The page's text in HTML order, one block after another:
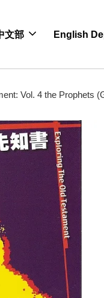
文部 English
Vol. 4 the Prophets